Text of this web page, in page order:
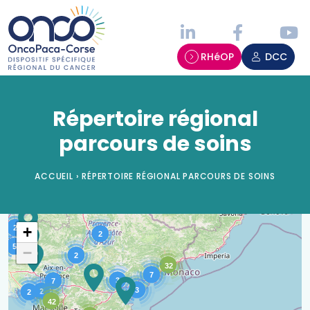
RHéOP DCC
Répertoire régional
parcours de soins
ACCUEIL › RÉPERTOIRE RÉGIONAL PARCOURS DE SOINS
Parcours de soins - Carte
2
3
3
2
2
2
2
5
7
7
32
42
+
−
Panneau de gestion des cookies